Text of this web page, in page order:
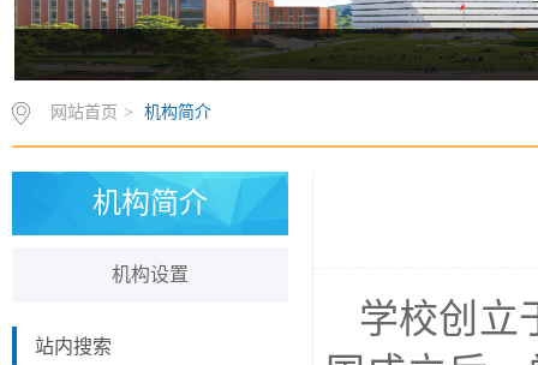
网站首页 > 机构简介
机构简介
机构设置
站内搜索
学校创立